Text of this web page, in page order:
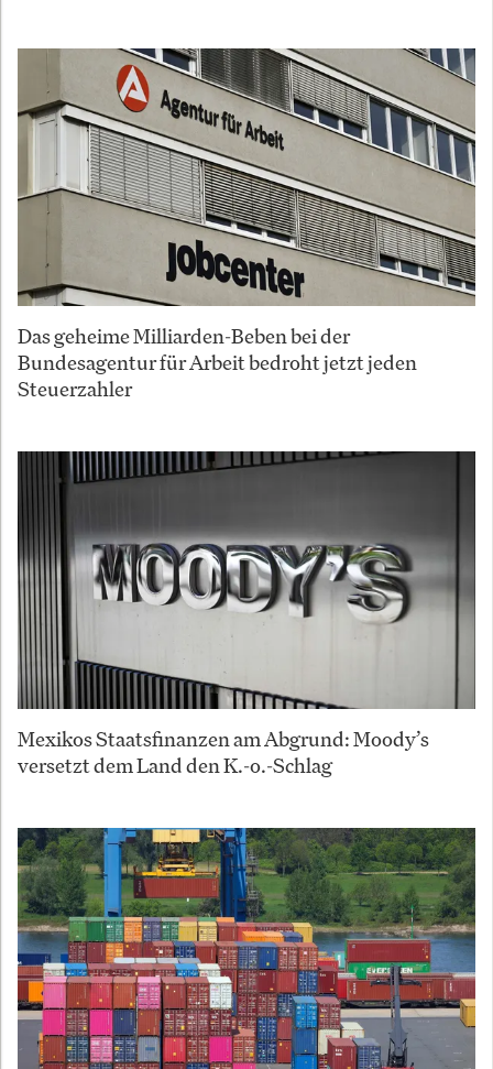
Das geheime Milliarden-Beben bei der
Bundesagentur für Arbeit bedroht jetzt jeden
Steuerzahler
Mexikos Staatsfinanzen am Abgrund: Moody’s
versetzt dem Land den K.-o.-Schlag